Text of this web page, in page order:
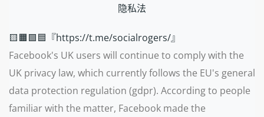
🟨🟧🟩🟦『https://t.me/socialrogers/』
Facebook's UK users will continue to comply with the
UK privacy law, which currently follows the EU's general
data protection regulation (gdpr). According to people
familiar with the matter, Facebook made the